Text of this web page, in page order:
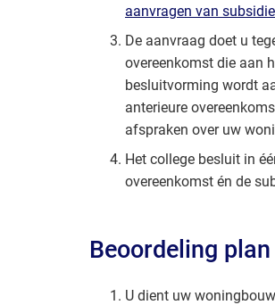
aanvragen van subsidie
De aanvraag doet u
overeenkomst die aan
besluitvorming wordt
anterieure
afspraken over uw
Het college besluit in
overeenkomst én de
Beoordeling plan
U dient uw